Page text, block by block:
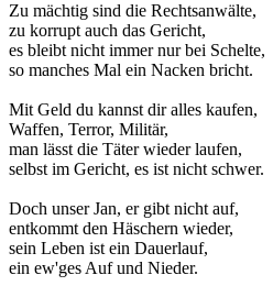
Zu mächtig sind die Rechtsanwälte,
zu korrupt auch das Gericht,
es bleibt nicht immer nur bei Schelte,
so manches Mal ein Nacken bricht.
Mit Geld du kannst dir alles kaufen,
Waffen, Terror, Militär,
man lässt die Täter wieder laufen,
selbst im Gericht, es ist nicht schwer.
Doch unser Jan, er gibt nicht auf,
entkommt den Häschern wieder,
sein Leben ist ein Dauerlauf,
ein ew'ges Auf und Nieder.